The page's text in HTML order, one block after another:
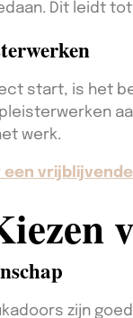
Dit leidt
start, is het
werk.
zijn